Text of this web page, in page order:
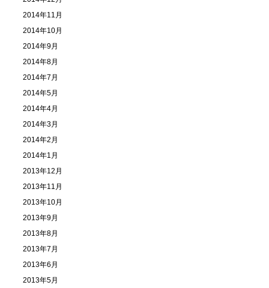
2014年11月
2014年10月
2014年9月
2014年8月
2014年7月
2014年5月
2014年4月
2014年3月
2014年2月
2014年1月
2013年12月
2013年11月
2013年10月
2013年9月
2013年8月
2013年7月
2013年6月
2013年5月